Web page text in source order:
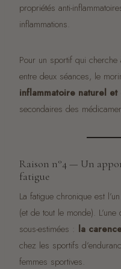
propriétés anti-
inflammations.
Pour un sportif qui
entre deux séances, le
inflammatoire naturel
secondaires des
Raison n°4 — Un
fatigue
La fatigue chronique est
(et de tout le monde).
sous-estimées : la
chez les sportifs
femmes sportives.